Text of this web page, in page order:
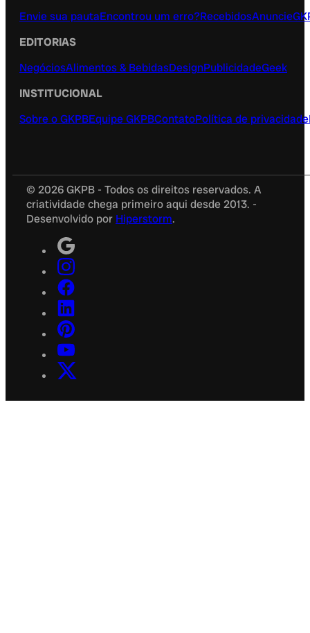
Envie sua pautaEncontrou um erro?RecebidosAnuncie
EDITORIAS
NegóciosAlimentos & BebidasDesignPublicidadeGeek
INSTITUCIONAL
Sobre o GKPBEquipe GKPBContatoPolítica de privacidade
© 2026 GKPB - Todos os direitos reservados. A
criatividade chega primeiro aqui desde 2013. -
Desenvolvido por Hiperstorm.